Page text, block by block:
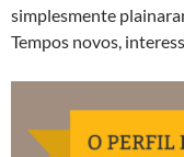
simplesmente
Tempos novos,